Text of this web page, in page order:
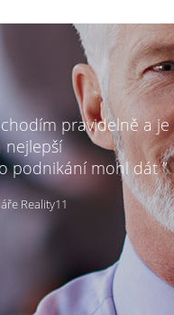
pravidelně a je
nejlepší
podnikání mohl dát ”
Reality11